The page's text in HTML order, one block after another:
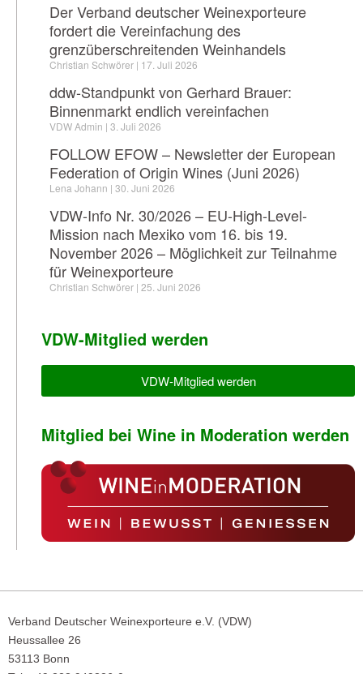
Der Verband deutscher Weinexporteure
fordert die Vereinfachung des
grenzüberschreitenden Weinhandels
Christian Schwörer 17. Juli 2026
ddw-Standpunkt von Gerhard Brauer:
Binnenmarkt endlich vereinfachen
VDW Admin 3. Juli 2026
FOLLOW EFOW – Newsletter der European
Federation of Origin Wines (Juni 2026)
Lena Johann 30. Juni 2026
VDW-Info Nr. 30/2026 – EU-High-Level-
Mission nach Mexiko vom 16. bis 19.
November 2026 – Möglichkeit zur Teilnahme
für Weinexporteure
Christian Schwörer 25. Juni 2026
VDW-Mitglied werden
VDW-Mitglied werden
Mitglied bei Wine in Moderation werden
Verband Deutscher Weinexporteure e.V. (VDW)
Heussallee 26
53113 Bonn